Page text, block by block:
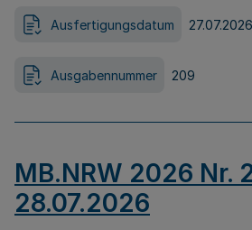
Ausfertigungsdatum 27.07.2026
Ausgabennummer 209
MB.NRW 2026 Nr.
28.07.2026